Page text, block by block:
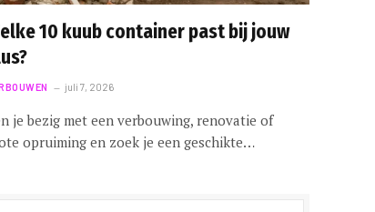
10 kuub container past bij jouw
juli 7, 2026
je bezig met een verbouwing, renovatie of
opruiming en zoek je een geschikte…